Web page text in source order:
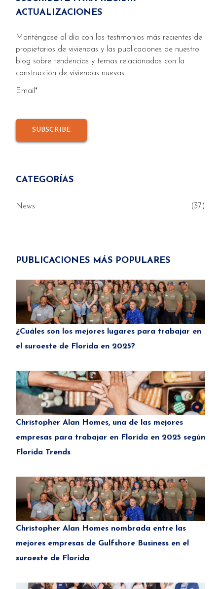
ACTUALIZACIONES
Manténgase al día con los testimonios más recientes de
propietarios de viviendas y las publicaciones de nuestro
blog sobre tendencias y temas relacionados con la
construcción de viviendas nuevas.
Email*
CATEGORÍAS
News (37)
PUBLICACIONES MÁS POPULARES
¿Cuáles son los mejores lugares para trabajar en
el suroeste de Florida en 2025?
Christopher Alan Homes, una de las mejores
empresas para trabajar en Florida en 2025 según
Florida Trends
Christopher Alan Homes nombrada entre las
mejores empresas de Gulfshore Business en el
suroeste de Florida
residenciales…